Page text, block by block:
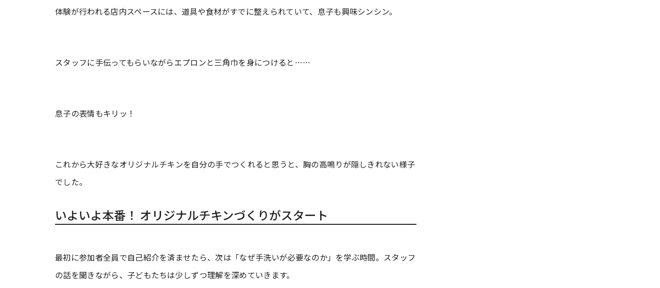
体験が行われる店内スペースには、道具や食材がすでに整えられていて、息子も興味シンシン。
スタッフに手伝ってもらいながらエプロンと三角巾を身につけると……
息子の表情もキリッ！
これから大好きなオリジナルチキンを自分の手でつくれると思うと、胸の高鳴りが隠しきれない様子
でした。
いよいよ本番！ オリジナルチキンづくりがスタート
最初に参加者全員で自己紹介を済ませたら、次は「なぜ手洗いが必要なのか」を学ぶ時間。スタッフ
の話を聞きながら、子どもたちは少しずつ理解を深めていきます。